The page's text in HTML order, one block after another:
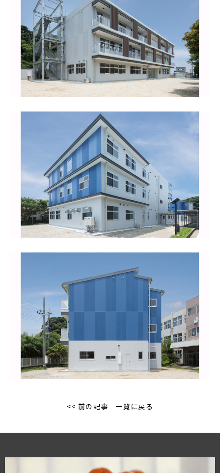
<< 前の記事 一覧に戻る